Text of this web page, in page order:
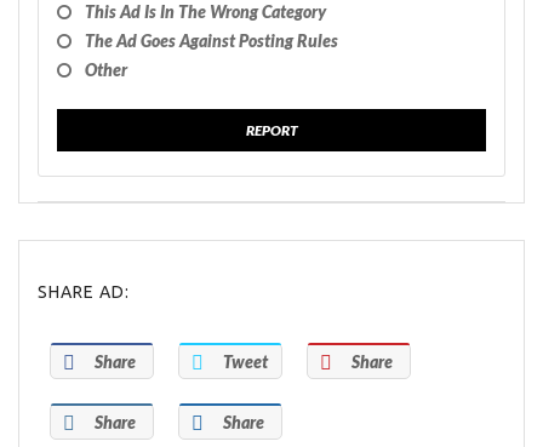
This Ad Is In The Wrong Category
The Ad Goes Against Posting Rules
Other
REPORT
SHARE AD:
Share Tweet Share
Share Share